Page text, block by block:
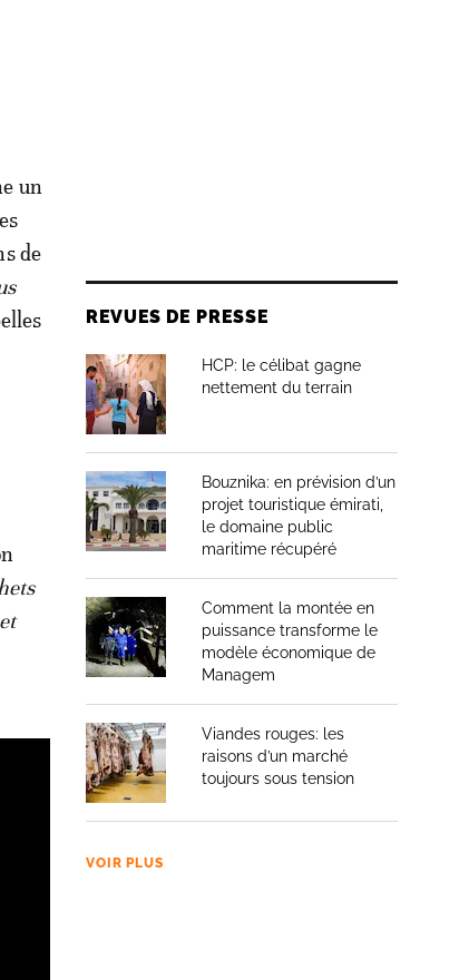
un
de
REVUES DE PRESSE
HCP: le célibat gagne
nettement du terrain
Bouznika: en prévision d’un
projet touristique émirati,
le domaine public
maritime récupéré
Comment la montée en
puissance transforme le
modèle économique de
Managem
Viandes rouges: les
raisons d’un marché
toujours sous tension
VOIR PLUS